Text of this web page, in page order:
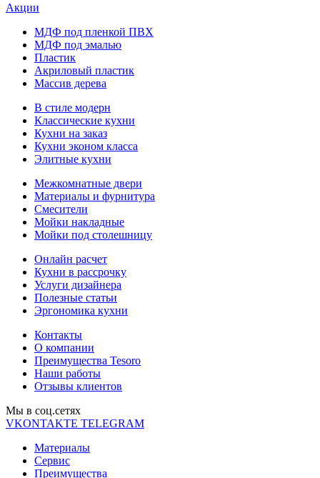
Акции
МДФ под пленкой ПВХ
МДФ под эмалью
Пластик
Акриловый пластик
Массив дерева
В стиле модерн
Классические кухни
Кухни на заказ
Кухни эконом класса
Элитные кухни
Межкомнатные двери
Материалы и фурнитура
Смесители
Мойки накладные
Мойки под столешницу
Онлайн расчет
Кухни в рассрочку
Услуги дизайнера
Полезные статьи
Эргономика кухни
Контакты
О компании
Преимущества Tesoro
Наши работы
Отзывы клиентов
Мы в соц.cетях
VKONTAKTE TELEGRAM
Материалы
Сервис
Преимущества